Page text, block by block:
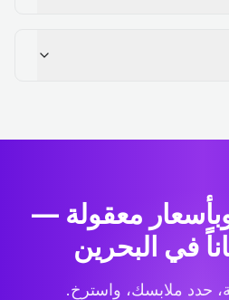
معقولة —
في البحرين
حدد ملابسك، واسترخِ.